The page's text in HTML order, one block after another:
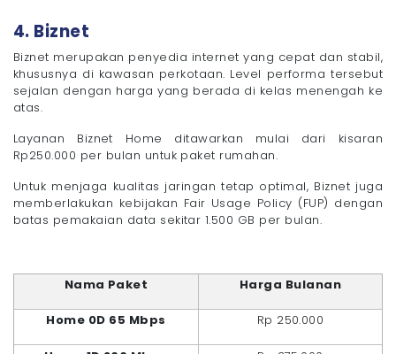
4. Biznet
Biznet merupakan penyedia internet yang cepat dan stabil,
khususnya di kawasan perkotaan. Level performa tersebut
sejalan dengan harga yang berada di kelas menengah ke
atas.
Layanan Biznet Home ditawarkan mulai dari kisaran
Rp250.000 per bulan untuk paket rumahan.
Untuk menjaga kualitas jaringan tetap optimal, Biznet juga
memberlakukan kebijakan Fair Usage Policy (FUP) dengan
batas pemakaian data sekitar 1.500 GB per bulan.
Nama Paket Harga Bulanan
Home 0D 65 Mbps Rp 250.000